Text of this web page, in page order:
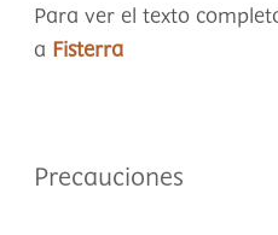
Para ver el texto
a Fisterra
Precauciones